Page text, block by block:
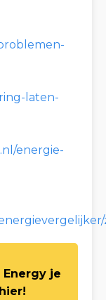
laten-
energie-
je